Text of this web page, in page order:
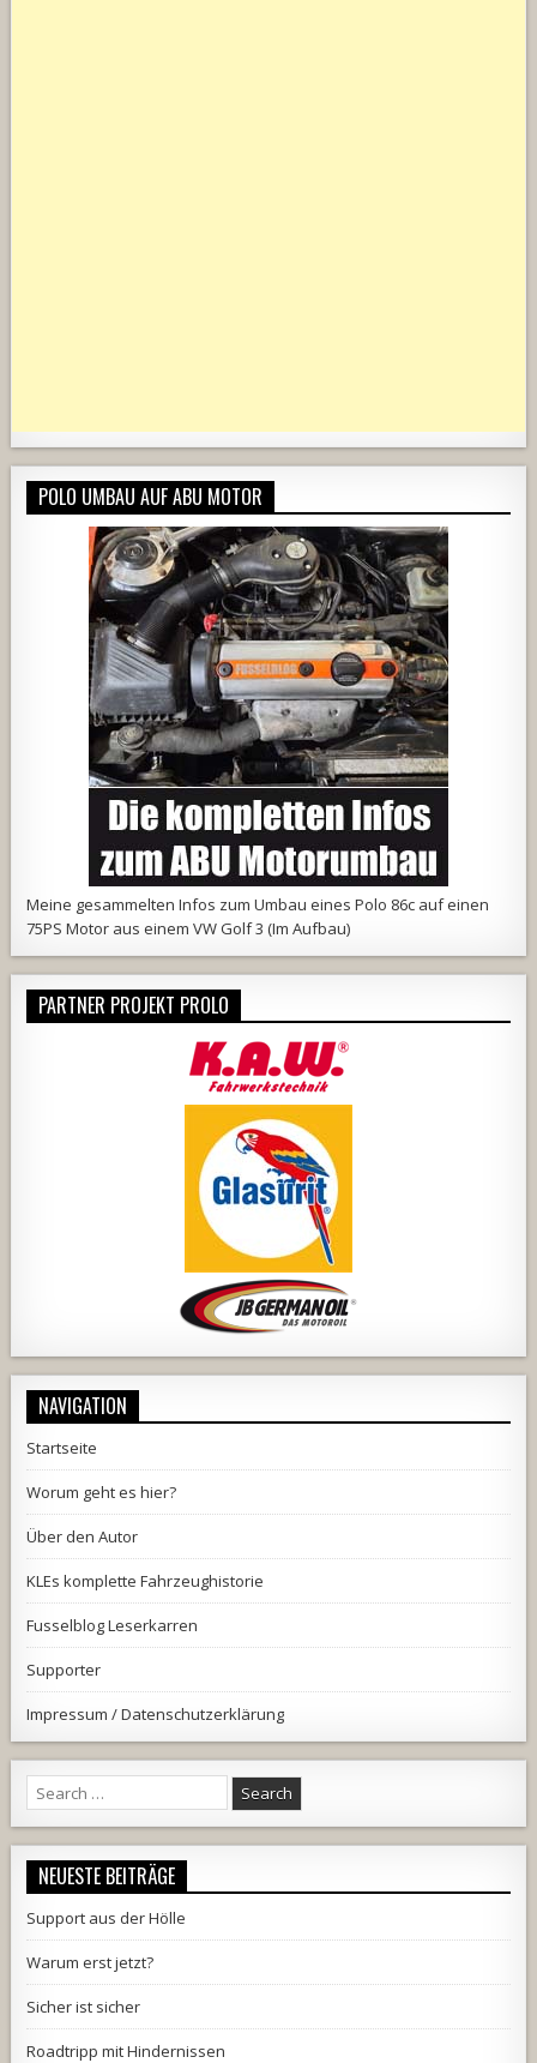
POLO UMBAU AUF ABU MOTOR
Meine gesammelten Infos zum Umbau eines Polo 86c auf einen
75PS Motor aus einem VW Golf 3 (Im Aufbau)
PARTNER PROJEKT PROLO
NAVIGATION
Startseite
Worum geht es hier?
Über den Autor
KLEs komplette Fahrzeughistorie
Fusselblog Leserkarren
Supporter
Impressum / Datenschutzerklärung
Search
for:
NEUESTE BEITRÄGE
Support aus der Hölle
Warum erst jetzt?
Sicher ist sicher
Roadtripp mit Hindernissen